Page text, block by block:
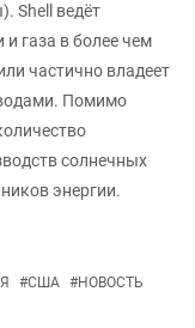
Shell ведёт
и газа в более чем
частично владеет
Помимо
солнечных
энергии.
#США #НОВОСТЬ